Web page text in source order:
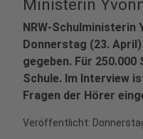
Ministerin
NRW-Schulministerin
Donnerstag (23.
gegeben. Für
Schule. Im Interview
Fragen der Hörer
Veröffentlicht: